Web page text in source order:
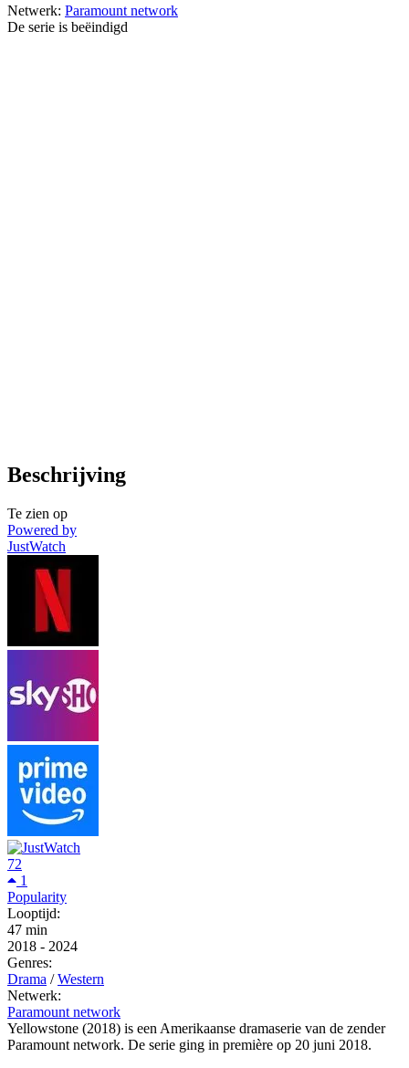
Netwerk: Paramount network
De serie is beëindigd
Beschrijving
Te zien op
Powered by
JustWatch
72
1
Popularity
Looptijd:
47 min
2018 - 2024
Genres:
Drama / Western
Netwerk:
Paramount network
Yellowstone (2018) is een Amerikaanse dramaserie van de zender
Paramount network. De serie ging in première op 20 juni 2018.